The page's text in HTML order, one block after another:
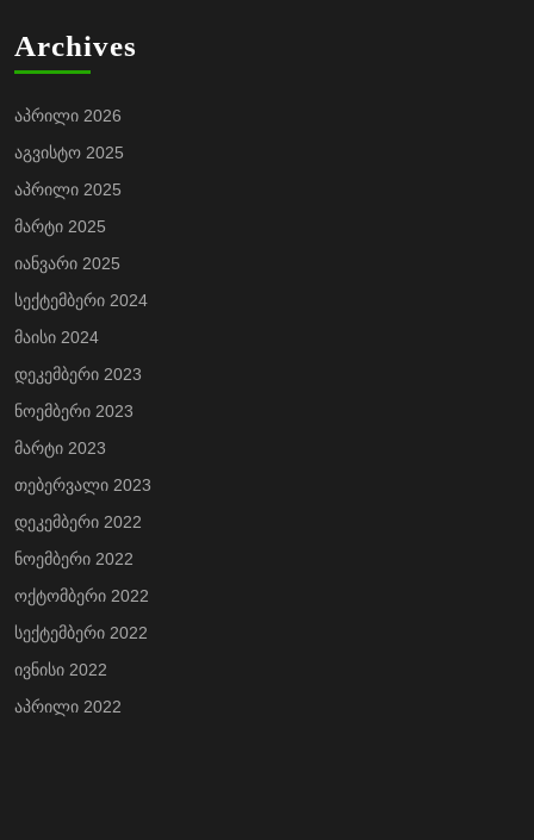
Archives
აპრილი 2026
აგვისტო 2025
აპრილი 2025
მარტი 2025
იანვარი 2025
სექტემბერი 2024
მაისი 2024
დეკემბერი 2023
ნოემბერი 2023
მარტი 2023
თებერვალი 2023
დეკემბერი 2022
ნოემბერი 2022
ოქტომბერი 2022
სექტემბერი 2022
ივნისი 2022
აპრილი 2022